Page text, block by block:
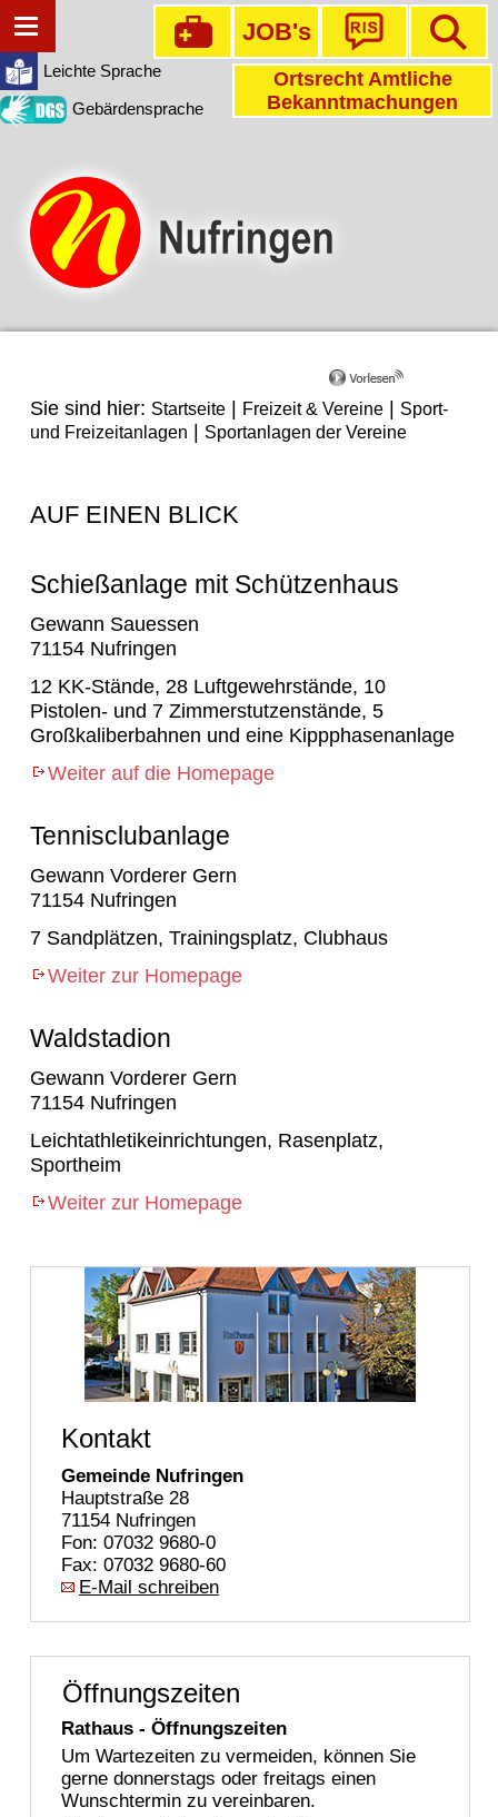
Leichte Sprache
Gebärdensprache
JOB's
Ortsrecht Amtliche
Bekanntmachungen
Sie sind hier: Startseite| Freizeit & Vereine|
Sport-
und Freizeitanlagen
Sportanlagen der Vereine
AUF EINEN BLICK
Schießanlage mit Schützenhaus
Gewann Sauessen
71154 Nufringen
12 KK-Stände, 28 Luftgewehrstände, 10
Pistolen- und 7 Zimmerstutzenstände, 5
Großkaliberbahnen und eine Kippphasenanlage
Weiter auf die Homepage
Tennisclubanlage
Gewann Vorderer Gern
71154 Nufringen
7 Sandplätzen, Trainingsplatz, Clubhaus
Weiter zur Homepage
Waldstadion
Gewann Vorderer Gern
71154 Nufringen
Leichtathletikeinrichtungen, Rasenplatz,
Sportheim
Weiter zur Homepage
Kontakt
Gemeinde Nufringen
Hauptstraße 28
71154 Nufringen
Fon: 07032 9680-0
Fax: 07032 9680-60
E-Mail schreiben
Öffnungszeiten
Rathaus - Öffnungszeiten
Um Wartezeiten zu vermeiden, können Sie
gerne donnerstags oder freitags einen
Wunschtermin zu vereinbaren.